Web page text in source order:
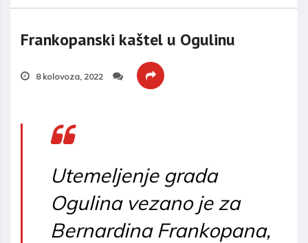
Frankopanski kaštel u Ogulinu
8 kolovoza, 2022
Utemeljenje grada
Ogulina vezano je za
Bernardina Frankopana,